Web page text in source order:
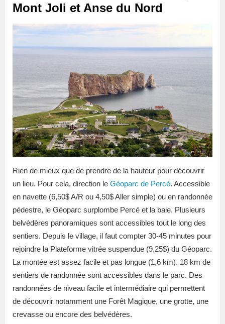
Mont Joli et Anse du Nord
Rien de mieux que de prendre de la hauteur pour découvrir
un lieu. Pour cela, direction le Géoparc de Percé. Accessible
en navette (6,50$ A/R ou 4,50$ Aller simple) ou en randonnée
pédestre, le Géoparc surplombe Percé et la baie. Plusieurs
belvédères panoramiques sont accessibles tout le long des
sentiers. Depuis le village, il faut compter 30-45 minutes pour
rejoindre la Plateforme vitrée suspendue (9,25$) du Géoparc.
La montée est assez facile et pas longue (1,6 km). 18 km de
sentiers de randonnée sont accessibles dans le parc. Des
randonnées de niveau facile et intermédiaire qui permettent
de découvrir notamment une Forêt Magique, une grotte, une
crevasse ou encore des belvédères.